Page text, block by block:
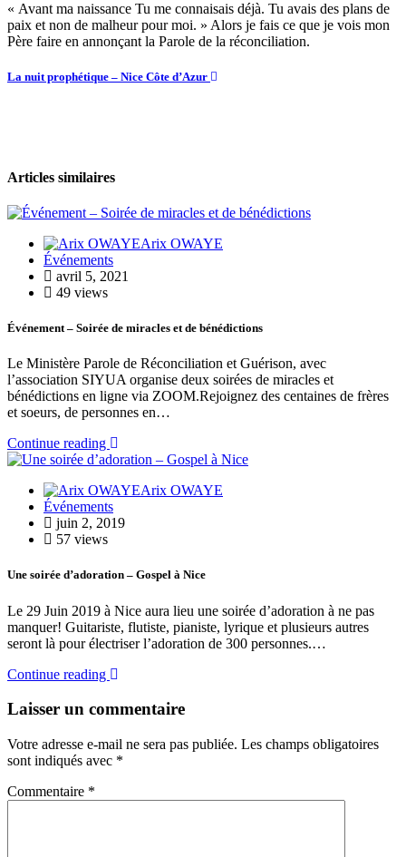
« Avant ma naissance Tu me connaisais déjà. Tu avais des plans de
paix et non de malheur pour moi. » Alors je fais ce que je vois mon
Père faire en annonçant la Parole de la réconciliation.
La nuit prophétique – Nice Côte d’Azur
Articles similaires
Arix OWAYE
Événements
avril 5, 2021
49 views
Événement – Soirée de miracles et de bénédictions
Le Ministère Parole de Réconciliation et Guérison, avec
l’association SIYUA organise deux soirées de miracles et
bénédictions en ligne via ZOOM.Rejoignez des centaines de frères
et soeurs, de personnes en…
Continue reading
Arix OWAYE
Événements
juin 2, 2019
57 views
Une soirée d’adoration – Gospel à Nice
Le 29 Juin 2019 à Nice aura lieu une soirée d’adoration à ne pas
manquer! Guitariste, flutiste, pianiste, lyrique et plusieurs autres
seront là pour électriser l’adoration de 300 personnes.…
Continue reading
Laisser un commentaire
Votre adresse e-mail ne sera pas publiée. Les champs obligatoires
sont indiqués avec *
Commentaire *